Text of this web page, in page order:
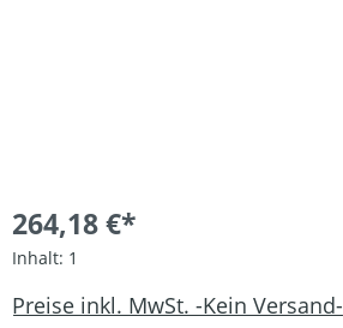
264,18 €*
Inhalt: 1
Preise inkl. MwSt. -Kein Versand-